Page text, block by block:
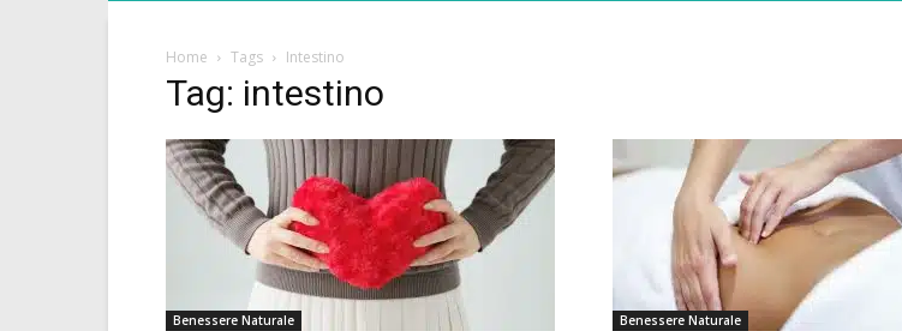
Home Tags Intestino
Tag: intestino
Benessere Naturale Benessere Naturale